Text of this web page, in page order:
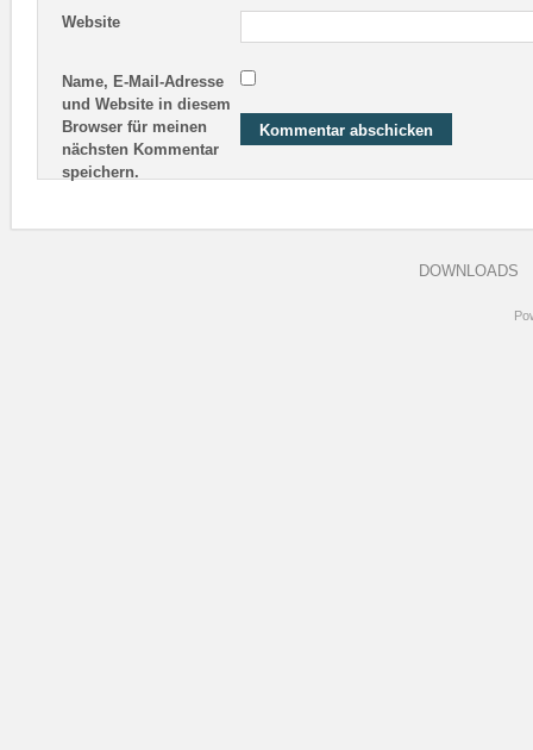
Website
Name, E-Mail-Adresse
und Website in diesem
Browser für meinen
nächsten Kommentar
speichern.
DOWNLOADS